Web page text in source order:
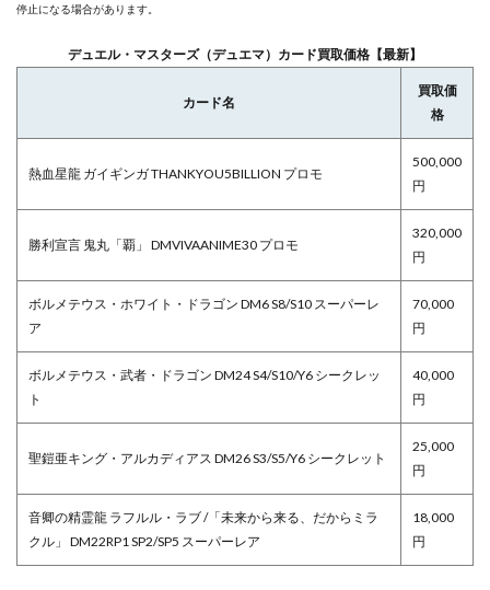
停止になる場合があります。
デュエル・マスターズ（デュエマ）カード買取価格【最新】
カード名
買取価
格
熱血星龍 ガイギンガ THANKYOU5BILLION プロモ
500,000
円
勝利宣言 鬼丸「覇」 DMVIVAANIME30 プロモ
320,000
円
ボルメテウス・ホワイト・ドラゴン DM6 S8/S10 スーパーレ
ア
70,000
円
ボルメテウス・武者・ドラゴン DM24 S4/S10/Y6 シークレッ
ト
40,000
円
聖鎧亜キング・アルカディアス DM26 S3/S5/Y6 シークレット
25,000
円
音卿の精霊龍 ラフルル・ラブ /「未来から来る、だからミラ
クル」 DM22RP1 SP2/SP5 スーパーレア
18,000
円